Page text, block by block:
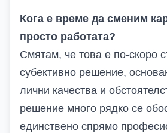
Кога е време да сменим
просто работата?
Смятам, че това е по-скоро
субективно решение,
лични качества и
решение много рядко се
единствено спрямо